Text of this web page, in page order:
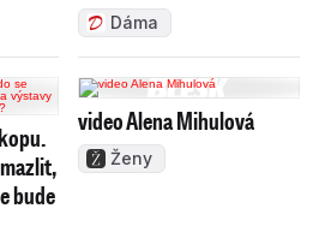
Dáma
bude
video Alena Mihulová
Ženy